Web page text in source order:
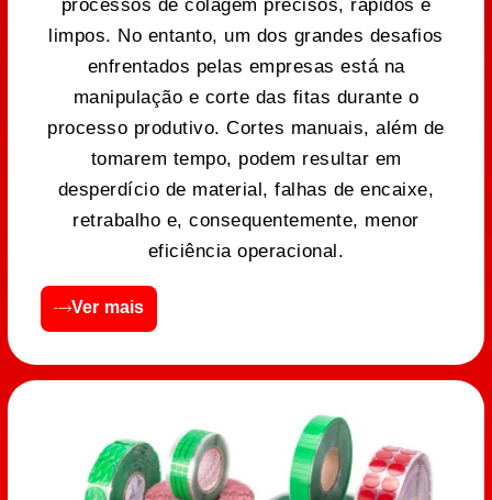
processos de colagem precisos, rápidos e
limpos. No entanto, um dos grandes desafios
enfrentados pelas empresas está na
manipulação e corte das fitas durante o
processo produtivo. Cortes manuais, além de
tomarem tempo, podem resultar em
desperdício de material, falhas de encaixe,
retrabalho e, consequentemente, menor
eficiência operacional.
Ver mais